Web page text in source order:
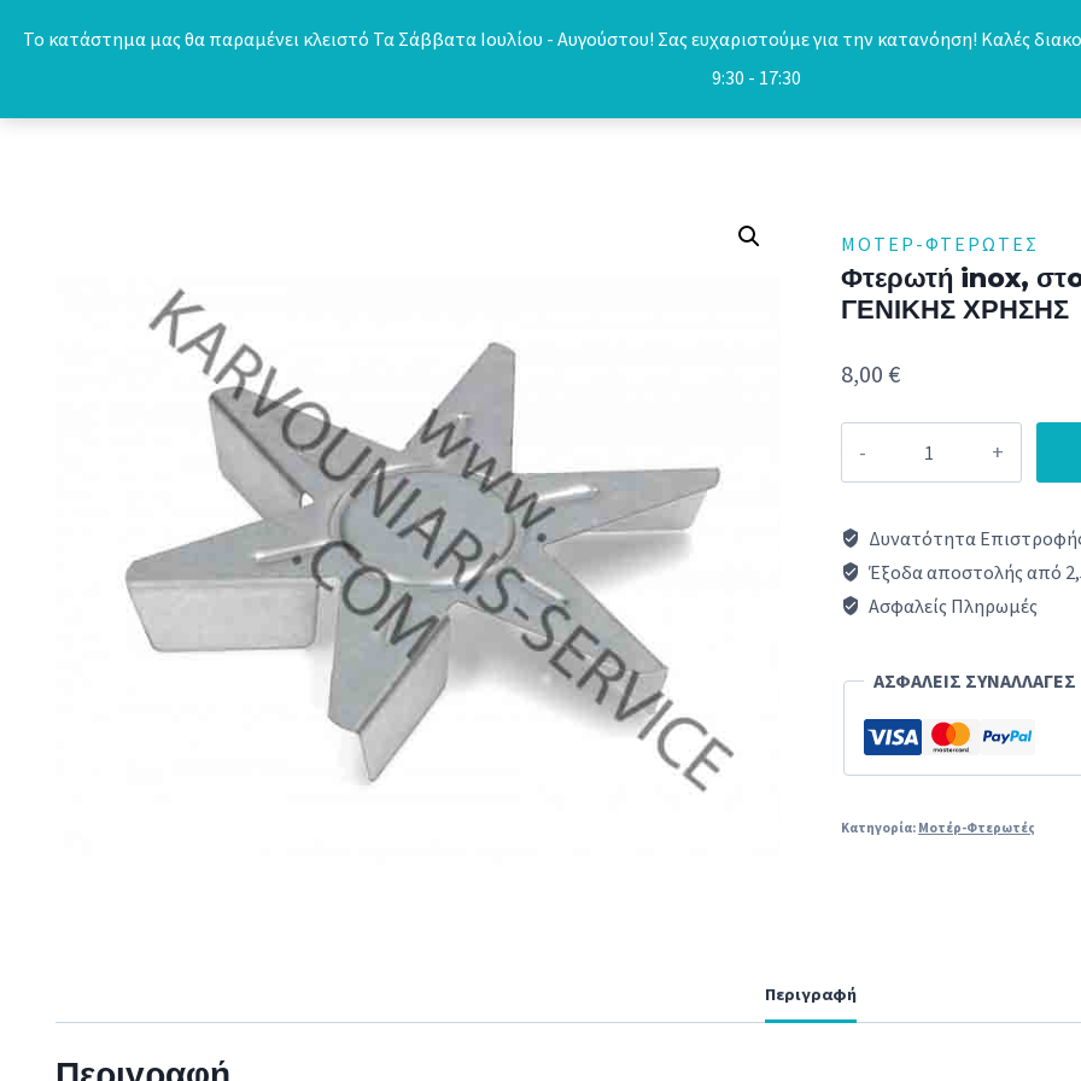
Το κατάστημα μας θα παραμένει κλειστό Τα Σάββατα Ιουλίου - Αυγούστου! Σας ευχαριστούμε για την κατανόηση! Καλές
9:30 - 17:30
ΜΟΤΈΡ-ΦΤΕΡΩΤΈΣ
Φτερωτή inox, στo
ΓΕΝΙΚΗΣ ΧΡΗΣΗΣ
8,00€
inox,
μοτέρ
αερόθερμου
κουζίνας
ΧΡΗΣΗΣ
Δυνατότητα
Έξοδα αποστολής από
Ασφαλείς Πληρωμές
ΑΣΦΑΛΕΙΣ ΣΥΝΑΛΛΑΓΕΣ
Κατηγορία: Μοτέρ-Φτερωτές
Περιγραφή